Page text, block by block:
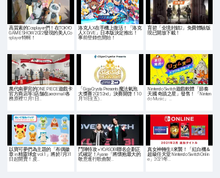
高質素的Cosplayer們！在TOKYO
GAME SHOW 2022發現的美人Co
splayer特輯！
洛克人X在手機上復活！「洛克
人X DiVE」日本版決定推出！
事前登錄也開始！
育碧「全境封鎖2」免費體驗版
現已開放下載！
萬代南夢宮的ONE PIECE遊戲卡
官方商店等3店舗在aeon mall各
務原裡12月1日…
「GigaCrysta Presents 魔法氣泡
大獎賽 2025 2nd」決賽開啓！10
月18日(五)…
Nintendo Switch遊戲軟體「節奏
天國 奇蹟之星」發售！「Ninten
do Music」…
以寶可夢們為主題的「布偶徽
章 in 精靈球盒 vol.1」將於7月31
日起開賣！皮…
鬥陣特攻 × YOASOBI聯名企劃正
式確定！Ayase「將懷抱最大的
敬意進行歌曲製…
真女神轉生II來襲！「紅白機＆
超級任天堂 Nintendo Switch Onlin
e」2021年…